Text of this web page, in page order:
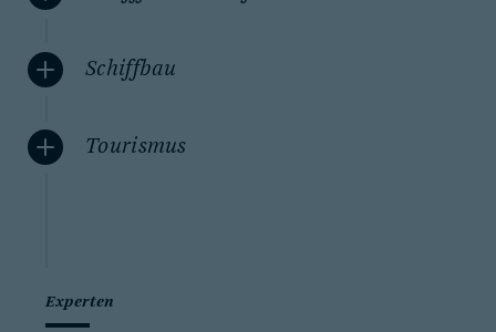
Schiffbau
Tourismus
Experten